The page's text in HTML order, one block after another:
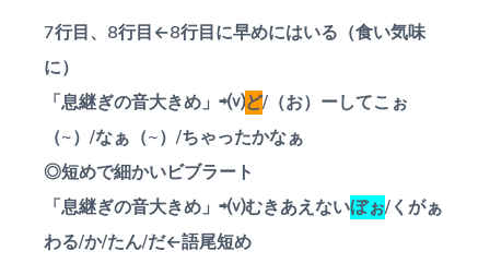
7行目、8行目←8行目に早めにはいる（食い気味
に）
「息継ぎの音大きめ」⇨⒱ど/（お）ーしてこぉ
（~）/なぁ（~）/ちゃったかなぁ
◎短めで細かいビブラート
「息継ぎの音大きめ」⇨⒱むきあえないぼぉ/くがぁ
わる/か/たん/だ←語尾短め